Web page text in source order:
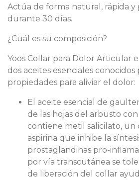
Actúa de forma natural, rápida y
durante 30 días.
¿Cuál es su composición?
Yoos Collar para Dolor Articular
dos aceites esenciales conocidos
propiedades para aliviar el dolor:
El aceite esencial de
de las hojas del arbusto
contiene metil salicilato, un
aspirina que inhibe la
prostaglandinas pro-
por vía transcutánea se
de liberación del collar